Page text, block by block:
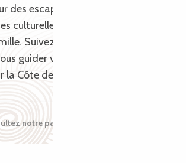
des escapades en pleine nature,
culturelles ou des moments de
Suivez-nous sur Pinterest et
guider vers une aventure
Côte de Granit Rose !
notre page pinterest